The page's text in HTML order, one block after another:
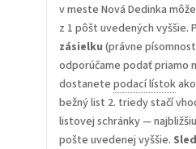
v meste Nová Dedinka
z 1 pôšt uvedených vyššie.
zásielku (právne
odporúčame podať priamo
dostanete podací lístok
bežný list 2. triedy stačí
listovej schránky —
pošte uvedenej vyššie.